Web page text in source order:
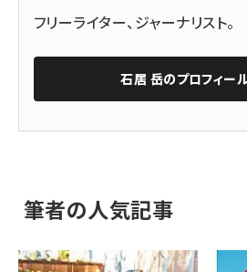
フリーライター、ジャーナリスト。
石居 岳のプロフィー
筆者の人気記事